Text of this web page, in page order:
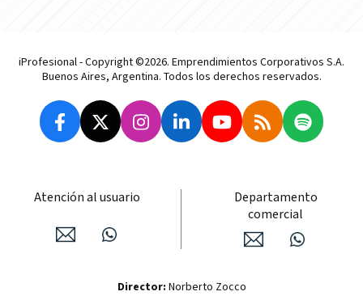
iProfesional - Copyright ©2026. Emprendimientos Corporativos S.A.
Buenos Aires, Argentina. Todos los derechos reservados.
Atención al usuario
Departamento
comercial
Director: Norberto Zocco